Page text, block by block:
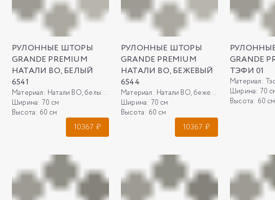
РУЛОННЫЕ ШТОРЫ
GRANDE PREMIUM
НАТАЛИ ВО, БЕЛЫЙ
6541
Материал: Натали ВО, белый 6541
Ширина: 70 см
Высота: 60 см
10367 ₽
РУЛОННЫЕ ШТОРЫ
GRANDE PREMIUM
НАТАЛИ ВО, БЕЖЕВЫЙ
6544
Материал: Натали ВО, бежевый 6544
Ширина: 70 см
Высота: 60 см
10367 ₽
GRANDE
ТЭФИ 01
Материал:
Ширина: 70
Высота: 60 см